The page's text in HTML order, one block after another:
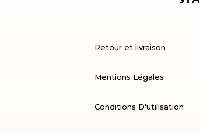
Retour et livraison
Mentions Légales
Conditions D'utilisation